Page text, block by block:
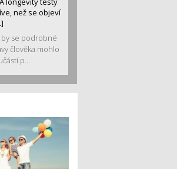
než se objeví
se podrobné
člověka mohlo
p...